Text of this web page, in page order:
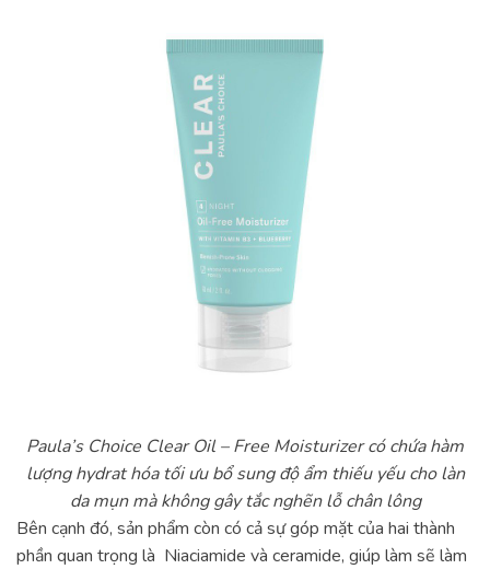
Paula’s Choice Clear Oil – Free Moisturizer có chứa hàm
lượng hydrat hóa tối ưu bổ sung độ ẩm thiếu yếu cho làn
da mụn mà không gây tắc nghẽn lỗ chân lông
Bên cạnh đó, sản phẩm còn có cả sự góp mặt của hai thành
phần quan trọng là Niaciamide và ceramide, giúp làm sẽ làm